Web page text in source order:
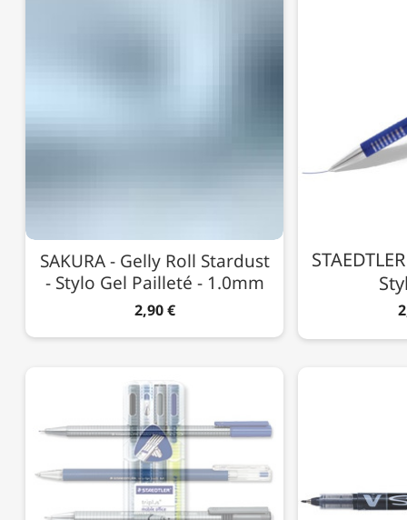
SAKURA - Gelly Roll Stardust
- Stylo Gel Pailleté - 1.0mm
2,90 €